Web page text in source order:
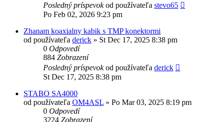
Posledný príspevokod používateľa stevo65
Po Feb 02, 2026 9:23 pm
Zhanam koaxialny kabik s TMP konektormi
od používateľa derick » St Dec 17, 2025 8:38 pm
0 Odpovedí
884 Zobrazení
Posledný príspevokod používateľa derick
St Dec 17, 2025 8:38 pm
STABO SA4000
od používateľa OM4ASL » Po Mar 03, 2025 8:19 pm
0 Odpovedí
3224 Zobrazení